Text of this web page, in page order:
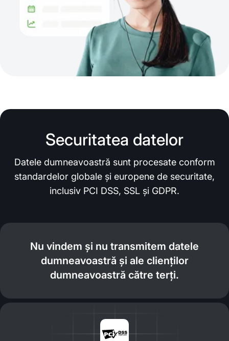
Securitatea datelor
Datele dumneavoastră sunt procesate conform
standardelor globale și europene de securitate,
inclusiv PCI DSS, SSL și GDPR.
Nu vindem și nu transmitem datele
dumneavoastră și ale clienților
dumneavoastră către terți.